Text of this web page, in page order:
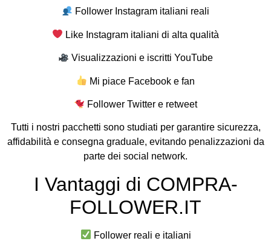
Follower Instagram italiani reali
Like Instagram italiani di alta qualità
Visualizzazioni e iscritti YouTube
Mi piace Facebook e fan
Follower Twitter e retweet
Tutti i nostri pacchetti sono studiati per garantire sicurezza,
affidabilità e consegna graduale, evitando penalizzazioni da
parte dei social network.
I Vantaggi di COMPRA-
FOLLOWER.IT
Follower reali e italiani